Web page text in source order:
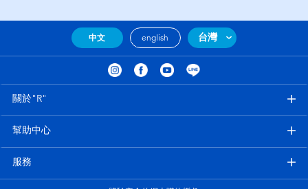
中文 english 台灣
關於"R"
幫助中心
服務